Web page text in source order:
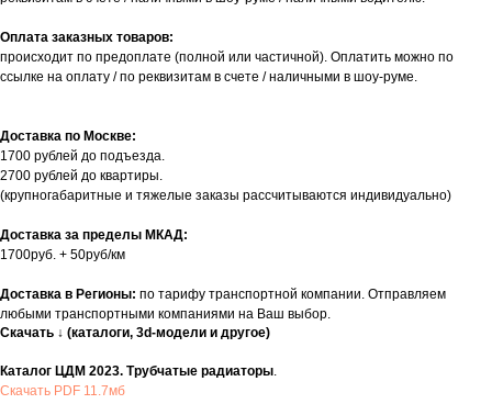
Оплата заказных товаров:
происходит по предоплате (полной или частичной). Оплатить можно по
ссылке на оплату / по реквизитам в счете / наличными в шоу-руме.
Доставка по Москве:
1700 рублей до подъезда.
2700 рублей до квартиры.
(крупногабаритные и тяжелые заказы рассчитываются индивидуально)
Доставка за пределы МКАД:
1700руб. + 50руб/км
Доставка в Регионы: по тарифу транспортной компании. Отправляем
любыми транспортными компаниями на Ваш выбор.
Скачать ↓ (каталоги, 3d-модели и другое)
Каталог ЦДМ 2023. Трубчатые радиаторы.
Скачать PDF 11.7мб